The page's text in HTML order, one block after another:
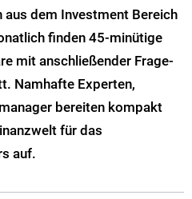
dem Investment Bereich
finden 45-minütige
mit anschließender Frage-
Namhafte Experten,
bereiten kompakt
für das
auf.